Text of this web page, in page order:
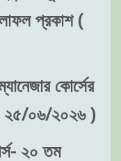
প্রকাশ (
কোর্সের
( ২৫/০৬/২০২৬ )
২০ তম